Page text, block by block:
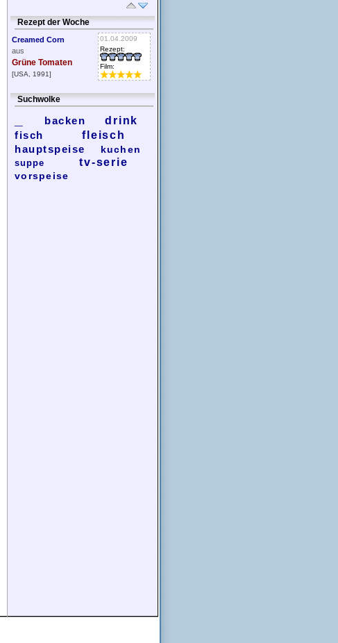
Rezept der Woche
01.04.2009
Rezept:
Film:
Creamed Corn
aus
Grüne Tomaten
[USA, 1991]
Suchwolke
backen
drink
fisch
fleisch
hauptspeise
kuchen
suppe tv-serie
vorspeise